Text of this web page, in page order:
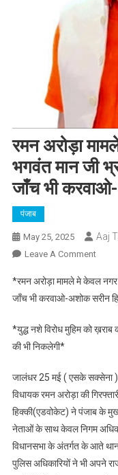
रमन अरोड़ा
भगवंत मान जी
जाँच भी
पंजाब
May 25, 2025 Aaj
Leave A CommentOn
अरोड़ा
मामले
केवल
नहीं
भगवंत
मान
जी
भ्रष्ट
पुलिस
*रमन अरोड़ा मामले मे केवल नगर
जाँच भी करवाओ-अशोक सरीन
*युद्ध नशे विरोध मुहिम को
की भी निकलेगी*
जालंधर 25 मई ( एसके सक्सेना
विधायक रमन अरोड़ा की
हिक्की(एडवोकेट) ने पंजाब के
नेताओं के साथ केवल निगम
विधानसभा के अंतर्गत के आते
पुलिस अधिकारियों ने भी अपने